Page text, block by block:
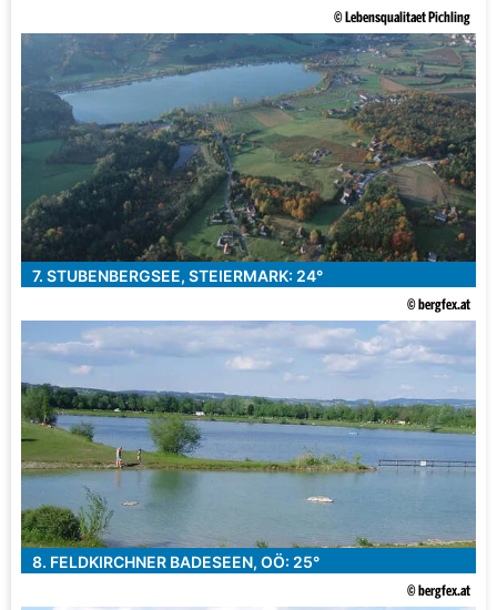
© Lebensqualitaet Pichling
7. STUBENBERGSEE, STEIERMARK: 24°
© bergfex.at
8. FELDKIRCHNER BADESEEN, OÖ: 25°
© bergfex.at